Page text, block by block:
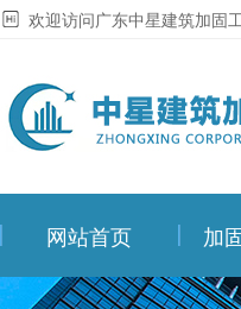
欢迎访问广东中星建筑加固
网站首页 加